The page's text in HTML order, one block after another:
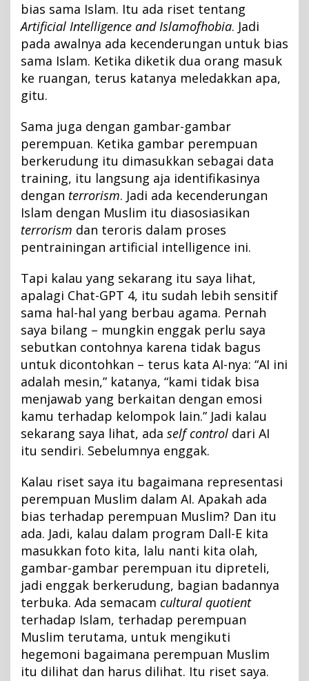
bias sama Islam. Itu ada riset tentang
Artificial Intelligence and Islamofhobia. Jadi
pada awalnya ada kecenderungan untuk bias
sama Islam. Ketika diketik dua orang masuk
ke ruangan, terus katanya meledakkan apa,
gitu.
Sama juga dengan gambar-gambar
perempuan. Ketika gambar perempuan
berkerudung itu dimasukkan sebagai data
training, itu langsung aja identifikasinya
dengan terrorism. Jadi ada kecenderungan
Islam dengan Muslim itu diasosiasikan
terrorism dan teroris dalam proses
pentrainingan artificial intelligence ini.
Tapi kalau yang sekarang itu saya lihat,
apalagi Chat-GPT 4, itu sudah lebih sensitif
sama hal-hal yang berbau agama. Pernah
saya bilang – mungkin enggak perlu saya
sebutkan contohnya karena tidak bagus
untuk dicontohkan – terus kata AI-nya: “AI ini
adalah mesin,” katanya, “kami tidak bisa
menjawab yang berkaitan dengan emosi
kamu terhadap kelompok lain.” Jadi kalau
sekarang saya lihat, ada self control dari AI
itu sendiri. Sebelumnya enggak.
Kalau riset saya itu bagaimana representasi
perempuan Muslim dalam AI. Apakah ada
bias terhadap perempuan Muslim? Dan itu
ada. Jadi, kalau dalam program Dall-E kita
masukkan foto kita, lalu nanti kita olah,
gambar-gambar perempuan itu dipreteli,
jadi enggak berkerudung, bagian badannya
terbuka. Ada semacam cultural quotient
terhadap Islam, terhadap perempuan
Muslim terutama, untuk mengikuti
hegemoni bagaimana perempuan Muslim
itu dilihat dan harus dilihat. Itu riset saya.